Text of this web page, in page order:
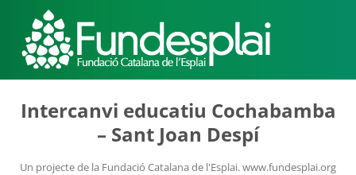
Intercanvi educatiu Cochabamba
– Sant Joan Despí
Un projecte de la Fundació Catalana de l'Esplai. www.fundesplai.org
MÓN ESCOLAR